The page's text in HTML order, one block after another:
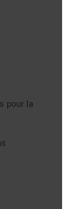
pour la